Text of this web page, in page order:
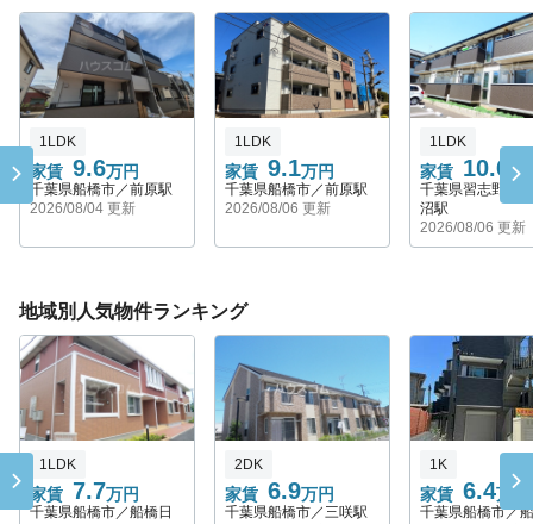
家賃 9.6万円
1LDK
千葉県船橋市／前原駅
2026/08/04 更新
家賃 9.1万円
1LDK
千葉県船橋市／前原駅
2026/08/06 更新
家賃 10.6 万
1LDK
千葉県習志野市
沼駅
2026/08/06 更新
地域別人気物件ランキング
家賃 7.7万円
1LDK
千葉県船橋市／船橋日
家賃 6.9万円
2DK
千葉県船橋市／三咲駅
家賃 6.4万円
1K
千葉県船橋市／